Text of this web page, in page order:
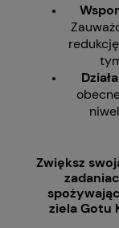
Zwiększ
ziela Gotu